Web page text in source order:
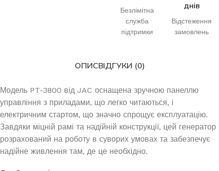
Безлімітна
служба
підтримки
днів
Відстеження
замовлень
ОПИСВІДГУКИ (0)
Модель PT-3800 від JAC оснащена зручною панеллю
управління з приладами, що легко читаються, і
електричним стартом, що значно спрощує експлуатацію.
Завдяки міцній рамі та надійній конструкції, цей генератор
розрахований на роботу в суворих умовах та забезпечує
надійне живлення там, де це необхідно.